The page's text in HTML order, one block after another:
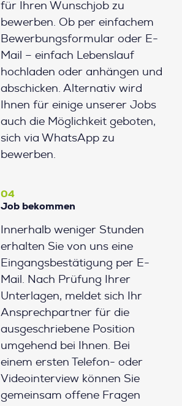
für Ihren Wunschjob zu
bewerben. Ob per einfachem
Bewerbungsformular oder E-
Mail – einfach Lebenslauf
hochladen oder anhängen und
abschicken. Alternativ wird
Ihnen für einige unserer Jobs
auch die Möglichkeit geboten,
sich via WhatsApp zu
bewerben.
04
Job bekommen
Innerhalb weniger Stunden
erhalten Sie von uns eine
Eingangsbestätigung per E-
Mail. Nach Prüfung Ihrer
Unterlagen, meldet sich Ihr
Ansprechpartner für die
ausgeschriebene Position
umgehend bei Ihnen. Bei
einem ersten Telefon- oder
Videointerview können Sie
gemeinsam offene Fragen